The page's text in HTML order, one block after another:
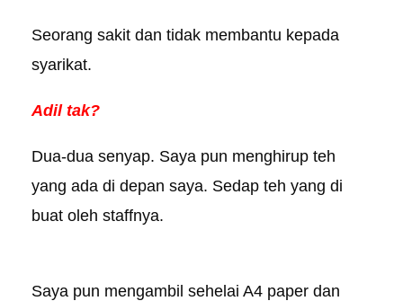
Seorang sakit dan tidak membantu kepada
syarikat.
Adil tak?
Dua-dua senyap. Saya pun menghirup teh
yang ada di depan saya. Sedap teh yang di
buat oleh staffnya.
Saya pun mengambil sehelai A4 paper dan